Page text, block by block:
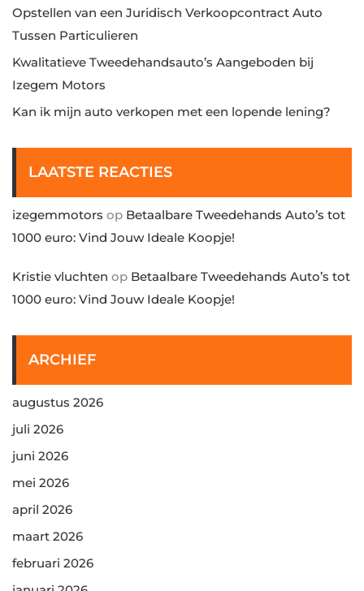
Opstellen van een Juridisch Verkoopcontract Auto
Tussen Particulieren
Kwalitatieve Tweedehandsauto’s Aangeboden bij
Izegem Motors
Kan ik mijn auto verkopen met een lopende lening?
LAATSTE REACTIES
izegemmotors op Betaalbare Tweedehands Auto’s tot
1000 euro: Vind Jouw Ideale Koopje!
Kristie vluchten op Betaalbare Tweedehands Auto’s tot
1000 euro: Vind Jouw Ideale Koopje!
ARCHIEF
augustus 2026
juli 2026
juni 2026
mei 2026
april 2026
maart 2026
februari 2026